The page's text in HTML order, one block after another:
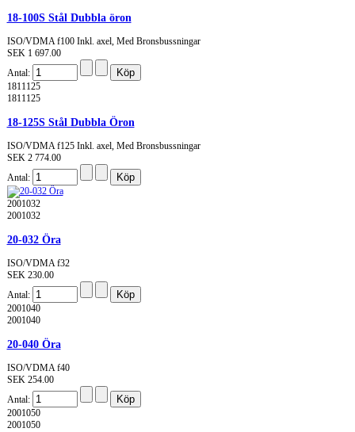
18-100S Stål Dubbla öron
ISO/VDMA f100 Inkl. axel, Med Bronsbussningar
SEK 1 697.00
Antal:
1811125
1811125
18-125S Stål Dubbla Öron
ISO/VDMA f125 Inkl. axel, Med Bronsbussningar
SEK 2 774.00
Antal:
2001032
2001032
20-032 Öra
ISO/VDMA f32
SEK 230.00
Antal:
2001040
2001040
20-040 Öra
ISO/VDMA f40
SEK 254.00
Antal:
2001050
2001050